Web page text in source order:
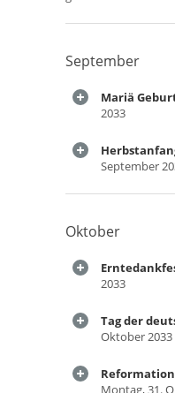
September
Mariä
2033
September
Oktober
2033
Tag der
Oktober 2033
Montag, 31.